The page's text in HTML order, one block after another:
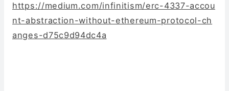
https://medium.com/infinitism/erc-4337-accou
nt-abstraction-without-ethereum-protocol-ch
anges-d75c9d94dc4a